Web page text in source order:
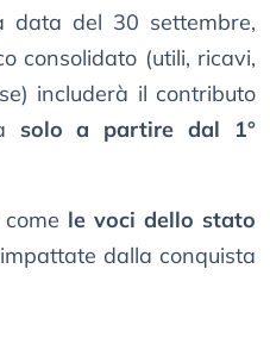
data del 30 settembre,
consolidato (utili, ricavi,
includerà il contributo
solo a partire dal 1°
le voci dello stato
dalla conquista